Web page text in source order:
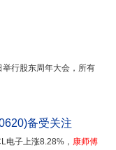
举行股东周年大会，所有
备受关注
电子上涨8.28%， 康师傅